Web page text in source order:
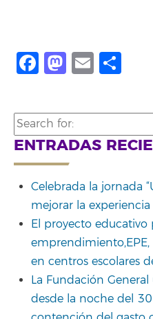
Facebook
Email
Search
for:
ENTRADAS
Celebrada la jornada
mejorar la experiencia
El proyecto educativo
en centros escolares
La Fundación
desde la noche del